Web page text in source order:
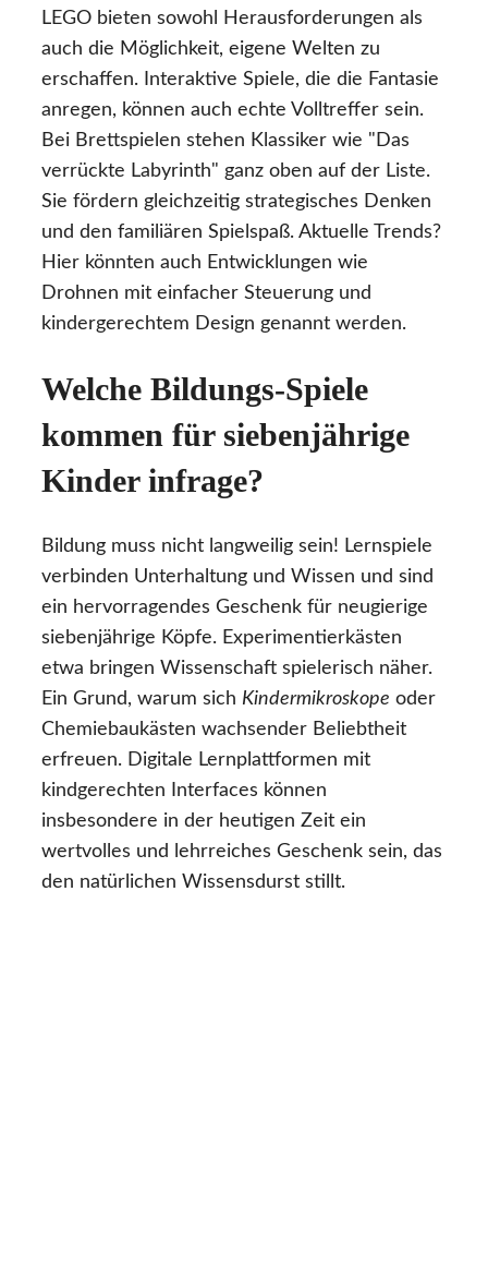
LEGO bieten sowohl Herausforderungen als
auch die Möglichkeit, eigene Welten zu
erschaffen. Interaktive Spiele, die die Fantasie
anregen, können auch echte Volltreffer sein.
Bei Brettspielen stehen Klassiker wie "Das
verrückte Labyrinth" ganz oben auf der Liste.
Sie fördern gleichzeitig strategisches Denken
und den familiären Spielspaß. Aktuelle Trends?
Hier könnten auch Entwicklungen wie
Drohnen mit einfacher Steuerung und
kindergerechtem Design genannt werden.
Welche Bildungs-Spiele
kommen für siebenjährige
Kinder infrage?
Bildung muss nicht langweilig sein! Lernspiele
verbinden Unterhaltung und Wissen und sind
ein hervorragendes Geschenk für neugierige
siebenjährige Köpfe. Experimentierkästen
etwa bringen Wissenschaft spielerisch näher.
Ein Grund, warum sich Kindermikroskope oder
Chemiebaukästen wachsender Beliebtheit
erfreuen. Digitale Lernplattformen mit
kindgerechten Interfaces können
insbesondere in der heutigen Zeit ein
wertvolles und lehrreiches Geschenk sein, das
den natürlichen Wissensdurst stillt.